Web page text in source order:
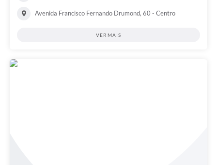
Avenida Francisco Fernando Drumond, 60 - Centro
VER MAIS